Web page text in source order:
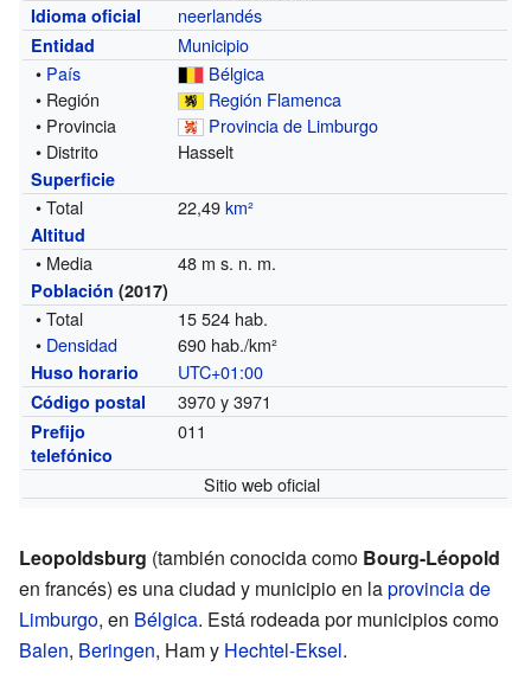
Idioma oficial neerlandés
Entidad
Municipio
• País
Bélgica
• Región
Región Flamenca
• Provincia
Provincia de Limburgo
• Distrito
Hasselt
Superficie
• Total 22,49km²
Altitud
• Media 48 m s. n. m.
Población (2017)
• Total
15 524 hab.
• Densidad 690 hab./km²
Huso horario UTC+01:00
Código postal 3970 y 3971
Prefijo
telefónico
011
Sitio web oficial
Leopoldsburg (también conocida como Bourg-Léopold
en francés) es una ciudad y municipio en laprovincia de
Limburgo, en Bélgica. Está rodeada por municipios como
Balen, Beringen, Ham y Hechtel-Eksel.